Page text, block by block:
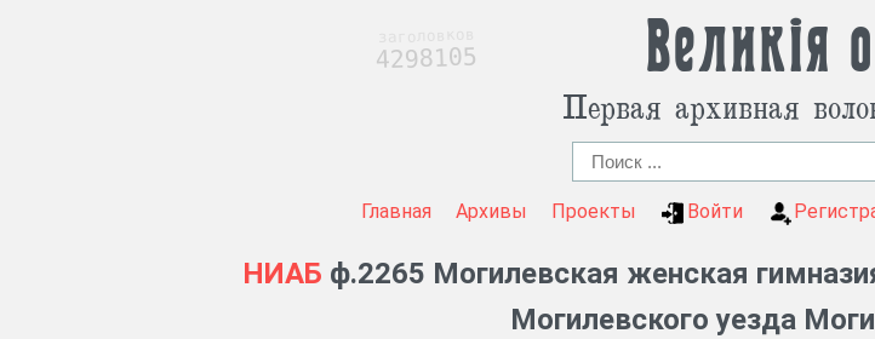
Великія
Первая архивная
Главная Архивы Проекты Войти
НИАБ ф.2265 Могилевская женская
Могилевского уезда
4298105